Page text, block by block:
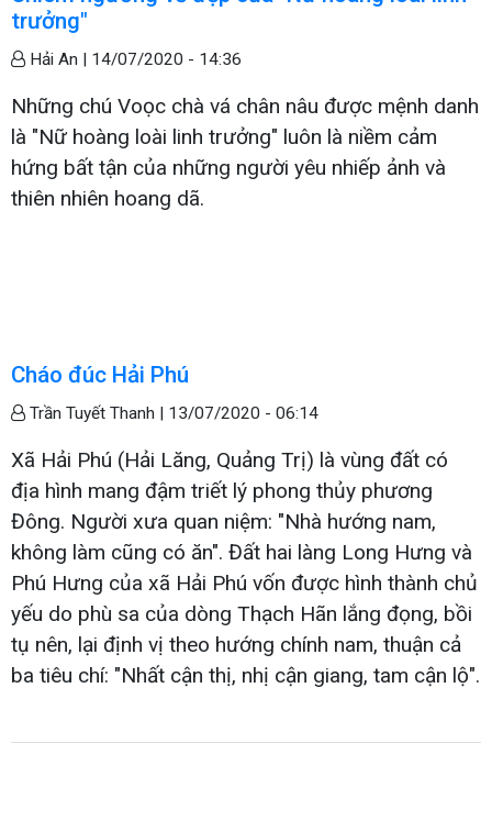
trưởng"
Hải An | 14/07/2020 - 14:36
Những chú Voọc chà vá chân nâu được mệnh danh
là "Nữ hoàng loài linh trưởng" luôn là niềm cảm
hứng bất tận của những người yêu nhiếp ảnh và
thiên nhiên hoang dã.
Cháo đúc Hải Phú
Trần Tuyết Thanh | 13/07/2020 - 06:14
Xã Hải Phú (Hải Lăng, Quảng Trị) là vùng đất có
địa hình mang đậm triết lý phong thủy phương
Đông. Người xưa quan niệm: "Nhà hướng nam,
không làm cũng có ăn". Đất hai làng Long Hưng và
Phú Hưng của xã Hải Phú vốn được hình thành chủ
yếu do phù sa của dòng Thạch Hãn lắng đọng, bồi
tụ nên, lại định vị theo hướng chính nam, thuận cả
ba tiêu chí: "Nhất cận thị, nhị cận giang, tam cận lộ".